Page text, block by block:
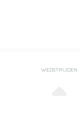
WEDSTRIJDEN